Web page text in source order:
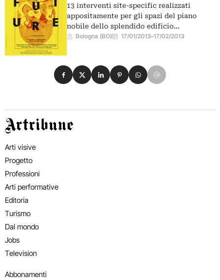
13 interventi site-specific realizzati
appositamente per gli spazi del piano
nobile dello splendido edificio…
Bologna (BO) 17/01/2013–17/02/2013
Condividi su Facebook
Condividi su X
Condividi su LinkedIn
Condividi su Pinterest
Condividi su WhatsApp
Condividi su Email
Artribune
Arti visive
Progetto
Professioni
Arti performative
Editoria
Turismo
Dal mondo
Jobs
Television
Abbonamenti